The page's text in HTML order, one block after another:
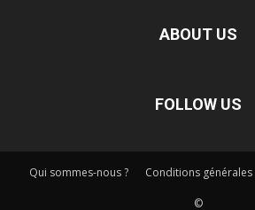
ABOUT US
FOLLOW US
Qui sommes-nous ? Conditions générales
©